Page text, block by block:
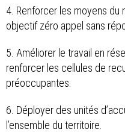
4. Renforcer les moyens du
objectif zéro appel sans
5. Améliorer le travail en
renforcer les cellules de
préoccupantes.
6. Déployer des unités
l’ensemble du territoire.